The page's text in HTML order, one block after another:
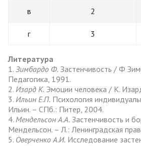
в 2
г 3
Литература
1. Зимбардо Ф. Застенчивость / Ф
Педагогика, 1991.
2. Изард К. Эмоции человека / К.
3. Ильин Е.П. Психология
Ильин. – СПб.: Питер, 2004.
4. Мендельсон А.А. Застенчивость и
Мендельсон. – Л.: Ленинградская
5. Оверченко А.И. Исследование